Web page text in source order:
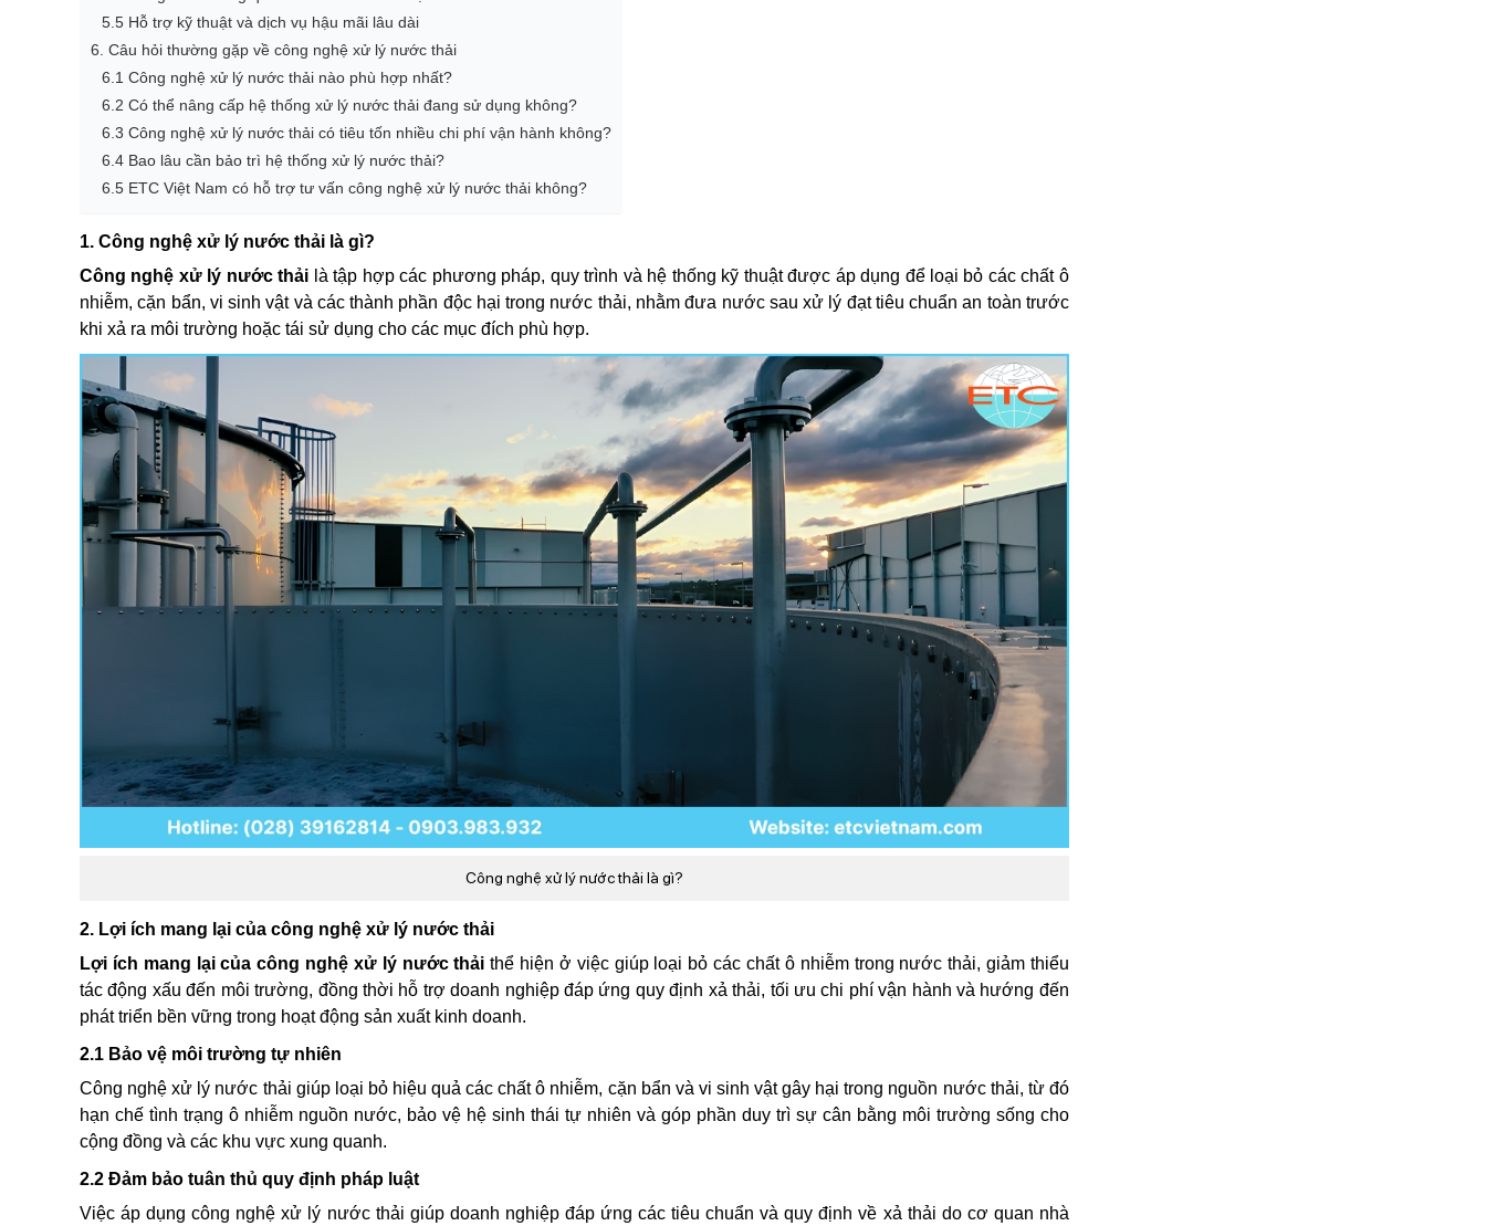
5.5 Hỗ trợ kỹ thuật và dịch vụ hậu mãi lâu dài
6. Câu hỏi thường gặp về công nghệ xử lý nước thải
6.1 Công nghệ xử lý nước thải nào phù hợp nhất?
6.2 Có thể nâng cấp hệ thống xử lý nước thải đang sử dụng không?
6.3 Công nghệ xử lý nước thải có tiêu tốn nhiều chi phí vận hành không?
6.4 Bao lâu cần bảo trì hệ thống xử lý nước thải?
6.5 ETC Việt Nam có hỗ trợ tư vấn công nghệ xử lý nước thải không?
1. Công nghệ xử lý nước thải là gì?
Công nghệ xử lý nước thải là tập hợp các phương pháp, quy trình và hệ thống kỹ thuật được áp dụng để loại bỏ các chất ô
nhiễm, cặn bẩn, vi sinh vật và các thành phần độc hại trong nước thải, nhằm đưa nước sau xử lý đạt tiêu chuẩn an toàn trước
khi xả ra môi trường hoặc tái sử dụng cho các mục đích phù hợp.
Công nghệ xử lý nước thải là gì?
2. Lợi ích mang lại của công nghệ xử lý nước thải
Lợi ích mang lại của công nghệ xử lý nước thảithể hiện ở việc giúp loại bỏ các chất ô nhiễm trong nước thải, giảm thiểu
tác động xấu đến môi trường, đồng thời hỗ trợ doanh nghiệp đáp ứng quy định xả thải, tối ưu chi phí vận hành và hướng đến
phát triển bền vững trong hoạt động sản xuất kinh doanh.
2.1 Bảo vệ môi trường tự nhiên
Công nghệ xử lý nước thải giúp loại bỏ hiệu quả các chất ô nhiễm, cặn bẩn và vi sinh vật gây hại trong nguồn nước thải, từ đó
hạn chế tình trạng ô nhiễm nguồn nước, bảo vệ hệ sinh thái tự nhiên và góp phần duy trì sự cân bằng môi trường sống cho
cộng đồng và các khu vực xung quanh.
2.2 Đảm bảo tuân thủ quy định pháp luật
Việc áp dụng công nghệ xử lý nước thải giúp doanh nghiệp đáp ứng các tiêu chuẩn và quy định về xả thải do cơ quan nhà